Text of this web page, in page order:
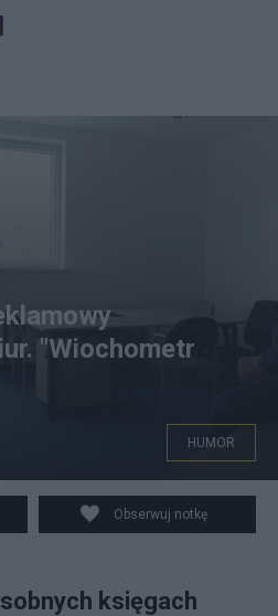
"Wiochometr
HUMOR
Obserwuj notkę
księgach